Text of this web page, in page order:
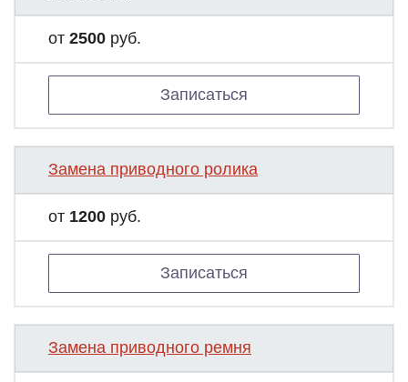
от 2500 руб.
Записаться
Замена приводного ролика
от 1200 руб.
Записаться
Замена приводного ремня